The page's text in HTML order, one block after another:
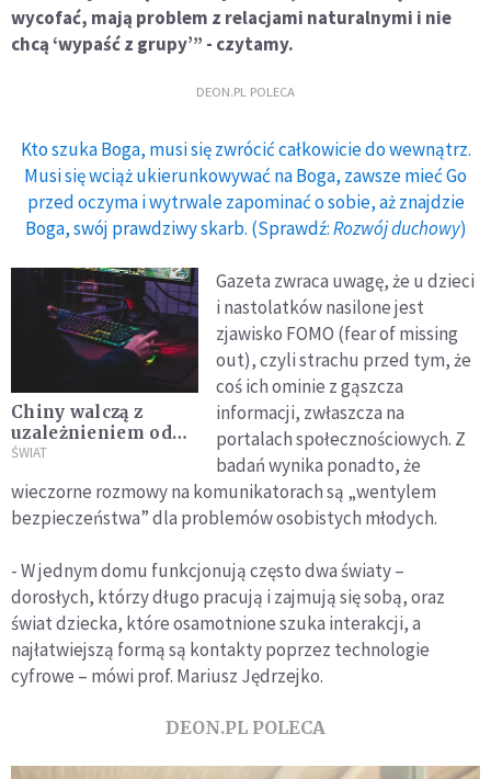
wycofać, mają problem z relacjami naturalnymi i nie
chcą ‘wypaść z grupy’” - czytamy.
DEON.PL POLECA
Kto szuka Boga, musi się zwrócić całkowicie do wewnątrz.
Musi się wciąż ukierunkowywać na Boga, zawsze mieć Go
przed oczyma i wytrwale zapominać o sobie, aż znajdzie
Boga, swój prawdziwy skarb. (Sprawdź:Rozwój duchowy)
Chiny walczą z
uzależnieniem od
gier. Nieletni nie
codziennie
ŚWIAT
Gazeta zwraca uwagę, że u dzieci
i nastolatków nasilone jest
zjawisko FOMO (fear of missing
out), czyli strachu przed tym, że
coś ich ominie z gąszcza
informacji, zwłaszcza na
portalach społecznościowych. Z
badań wynika ponadto, że
wieczorne rozmowy na komunikatorach są „wentylem
bezpieczeństwa” dla problemów osobistych młodych.
- W jednym domu funkcjonują często dwa światy –
dorosłych, którzy długo pracują i zajmują się sobą, oraz
świat dziecka, które osamotnione szuka interakcji, a
najłatwiejszą formą są kontakty poprzez technologie
cyfrowe – mówi prof. Mariusz Jędrzejko.
DEON.PL POLECA